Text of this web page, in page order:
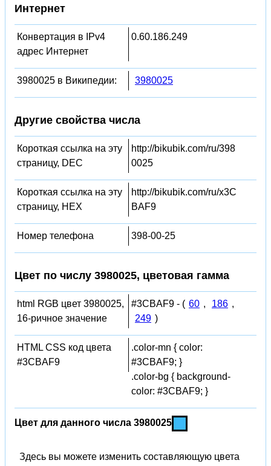
Интернет
Конвертация в IPv4
адрес Интернет
0.60.186.249
3980025 в Википедии: 3980025
Другие свойства числа
Короткая ссылка на эту
страницу, DEC
http://bikubik.com/ru/398
0025
Короткая ссылка на эту
страницу, HEX
http://bikubik.com/ru/x3C
BAF9
Номер телефона 398-00-25
Цвет по числу 3980025, цветовая гамма
html RGB цвет 3980025,
16-ричное значение
#3CBAF9 - ( 60 , 186 ,
249 )
HTML CSS код цвета
#3CBAF9
.color-mn { color:
#3CBAF9; }
.color-bg { background-
color: #3CBAF9; }
Цвет для данного числа 3980025
Здесь вы можете изменить составляющую цвета